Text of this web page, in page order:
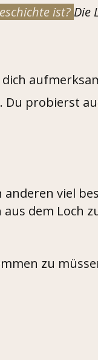
ist? Die
Du probierst
viel
dem Loch
zu